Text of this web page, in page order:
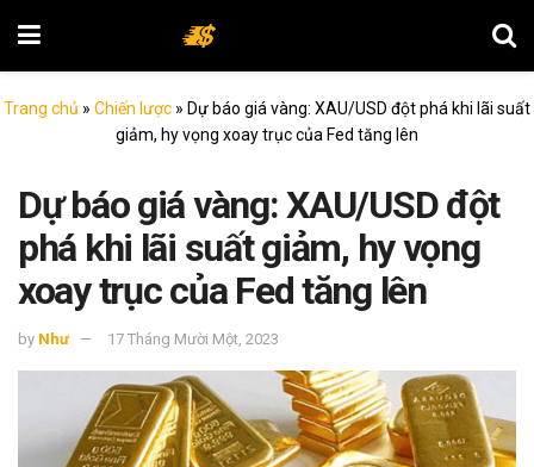
Trang chủ » Chiến lược » Dự báo giá vàng: XAU/USD đột phá khi lãi suất
giảm, hy vọng xoay trục của Fed tăng lên
Dự báo giá vàng: XAU/USD đột
phá khi lãi suất giảm, hy vọng
xoay trục của Fed tăng lên
by Như 17 Tháng Mười Một, 2023